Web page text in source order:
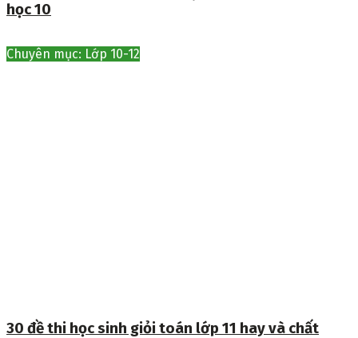
học 10
Chuyên mục: Lớp 10-12
30 đề thi học sinh giỏi toán lớp 11 hay và chất